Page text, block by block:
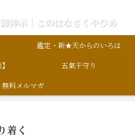
鑑定・新★天からのいろは
五氣千守り
無料メルマガ
着く